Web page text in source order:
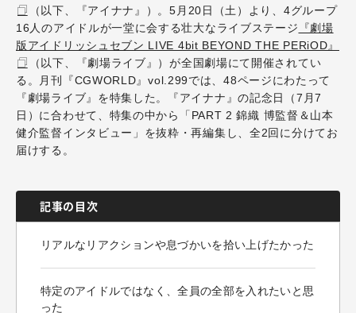
（以下、『アイナナ』）。5月20日（土）より、4グループ
16人のアイドルが一堂に会する壮大なライブステージ 『劇場
版アイドリッシュセブン LIVE 4bit BEYOND THE PERiOD』
（以下、『劇場ライブ』）が全国劇場にて開催されてい
る。
月刊『CGWORLD』vol.299では、48ページにわたって
『劇場ライブ』を特集した。『アイナナ』の記念日（7月7
日）に合わせて、 特集の中から「PART 2 錦織 博監督＆山本
健介監督インタビュー」を抜粋・再編集し、全2回に分けてお
届けする。
記事の目次
リアルなリアクションや息づかいを拾い上げたかった
特定のアイドルではなく、全員の全部を入れたいと思
った